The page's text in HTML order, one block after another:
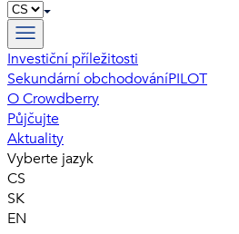
Investiční příležitosti
Sekundární obchodováníPILOT
O Crowdberry
Půjčujte
Aktuality
Vyberte jazyk
CS
SK
EN